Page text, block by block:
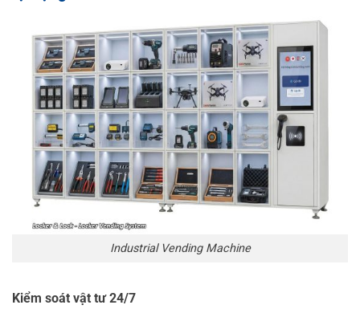
Industrial Vending Machine
Kiểm soát vật tư 24/7